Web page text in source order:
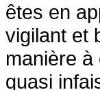
êtes en
vigilant et
manière
quasi